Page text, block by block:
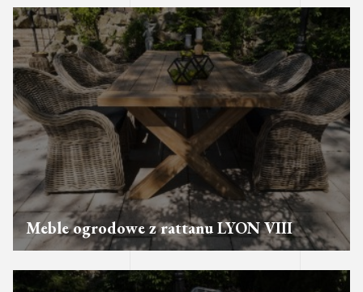
Meble ogrodowe z rattanu LYON VIII